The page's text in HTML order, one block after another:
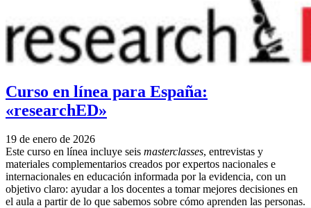
Curso en línea para España:
«researchED»
19 de enero de 2026
Este curso en línea incluye seis masterclasses, entrevistas y
materiales complementarios creados por expertos nacionales e
internacionales en educación informada por la evidencia, con un
objetivo claro: ayudar a los docentes a tomar mejores decisiones en
el aula a partir de lo que sabemos sobre cómo aprenden las personas.